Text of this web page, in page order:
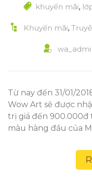
khuyến mãi,
Khuyến mãi,
Từ nay đến 31/01/
Wow Art sẽ được
trị giá đến 900.000đ
màu hàng đầu của